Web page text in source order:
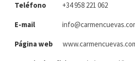
Teléfono +34 958 221 062
E-mail
Página web